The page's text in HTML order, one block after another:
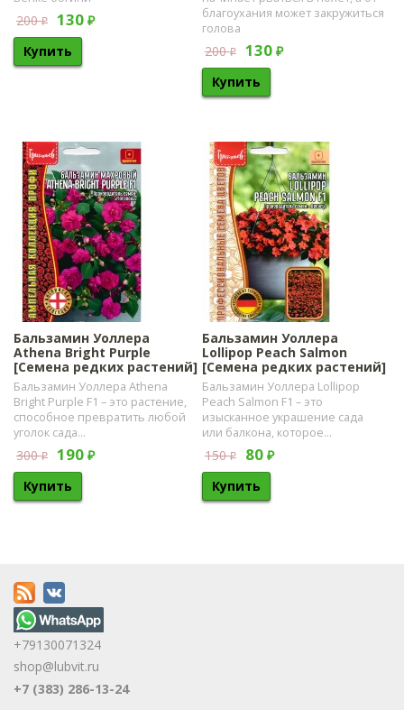
200₽ 130 ₽
благоухания может закружиться
голова
200₽ 130 ₽
Бальзамин Уоллера
Athena Bright Purple
[Семена редких растений]
Бальзамин Уоллера Athena
Bright Purple F1 – это растение,
способное превратить любой
уголок сада...
300₽ 190 ₽
Бальзамин Уоллера
Lollipop Peach Salmon
[Семена редких растений]
Бальзамин Уоллера Lollipop
Peach Salmon F1 – это
изысканное украшение сада
или балкона, которое...
150₽ 80 ₽
+79130071324
shop@lubvit.ru
+7 (383) 286-13-24